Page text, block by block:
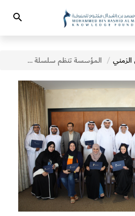
Search
المؤسسة تنظم سلسلة ورش معرفية لموظفيها